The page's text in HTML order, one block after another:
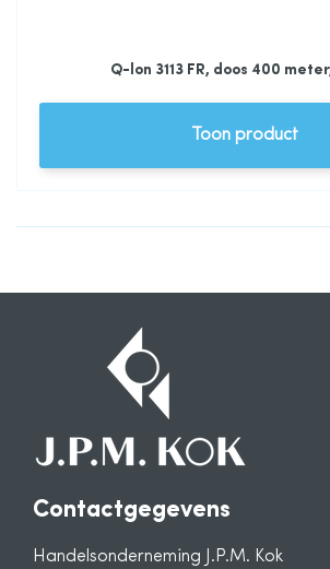
Q-lon 3113 FR, doos 400
Toon product
Contactgegevens
Handelsonderneming J.P.M. Kok